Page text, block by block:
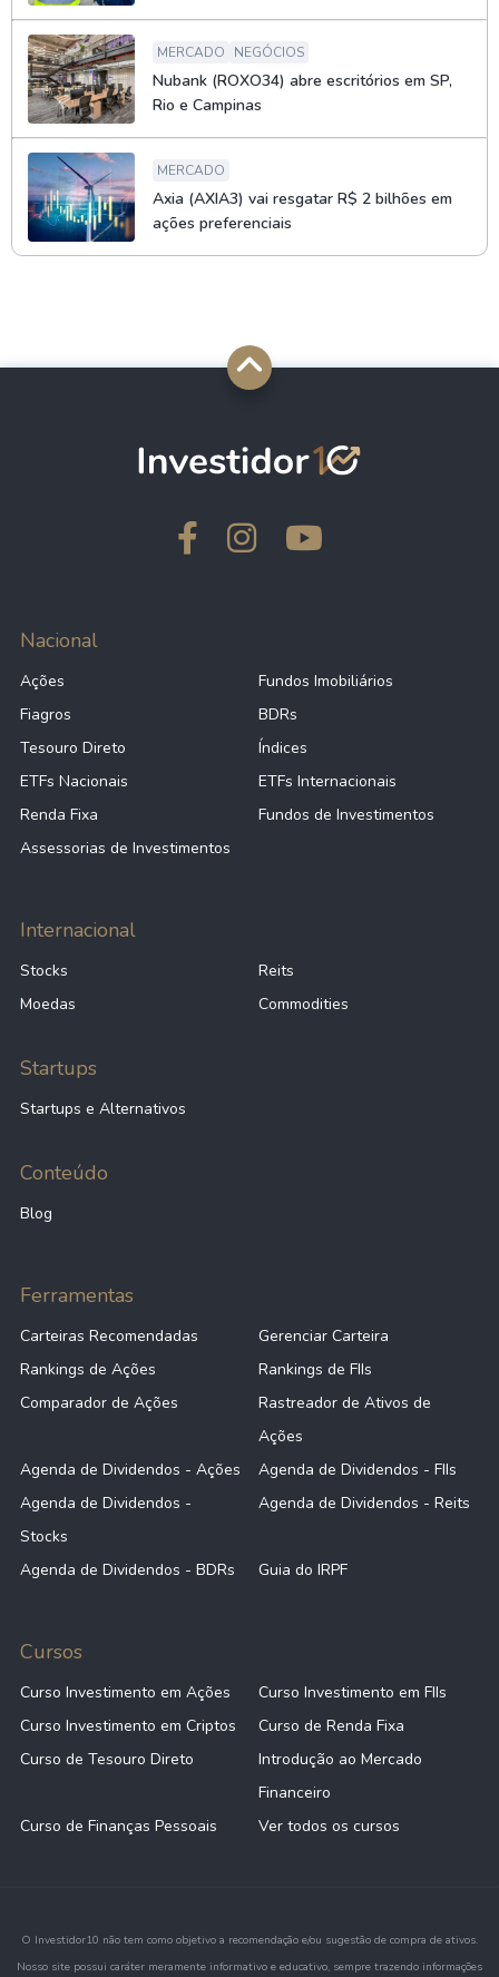
MERCADO NEGÓCIOS
Nubank (ROXO34) abre escritórios em SP,
Rio e Campinas
MERCADO
Axia (AXIA3) vai resgatar R$ 2 bilhões em
ações preferenciais
Nacional
Ações
Fundos Imobiliários
Fiagros
BDRs
Tesouro Direto
Índices
ETFs Nacionais
ETFs Internacionais
Renda Fixa
Fundos de Investimentos
Assessorias de Investimentos
Internacional
Stocks
Reits
Moedas
Commodities
Startups
Startups e Alternativos
Conteúdo
Blog
Ferramentas
Carteiras Recomendadas
Gerenciar Carteira
Rankings de Ações
Rankings de FIIs
Comparador de Ações
Rastreador de Ativos de
Ações
Agenda de Dividendos - Ações
Agenda de Dividendos - FIIs
Agenda de Dividendos -
Stocks
Agenda de Dividendos - Reits
Agenda de Dividendos - BDRs Guia do IRPF
Cursos
Curso Investimento em Ações
Curso Investimento em FIIs
Curso Investimento em Criptos
Curso de Renda Fixa
Curso de Tesouro Direto
Introdução ao Mercado
Financeiro
Curso de Finanças Pessoais
Ver todos os cursos
O Investidor10 não tem como objetivo a recomendação e/ou sugestão de compra de ativos.
Nosso site possui caráter meramente informativo e educativo, sempre trazendo informações